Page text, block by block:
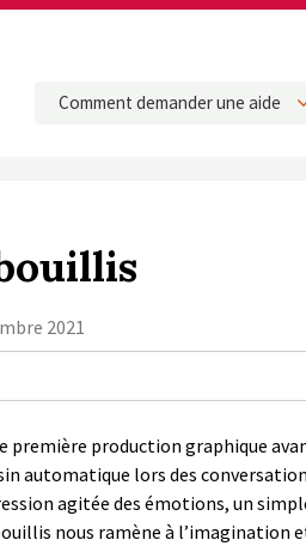
Comment demander une aide
2021
production graphique
automatique lors des
agitée des émotions, un
nous ramène à l’imagination